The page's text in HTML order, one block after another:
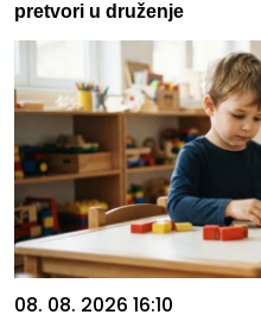
pretvori u druženje
08. 08. 2026 16:10